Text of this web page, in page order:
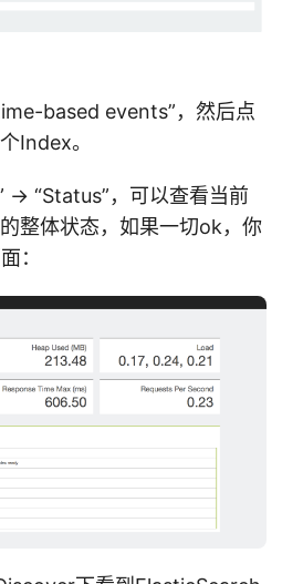
based events”，然后点
Index。
-> “Status”，可以查看当前
整体状态，如果一切ok，你
：